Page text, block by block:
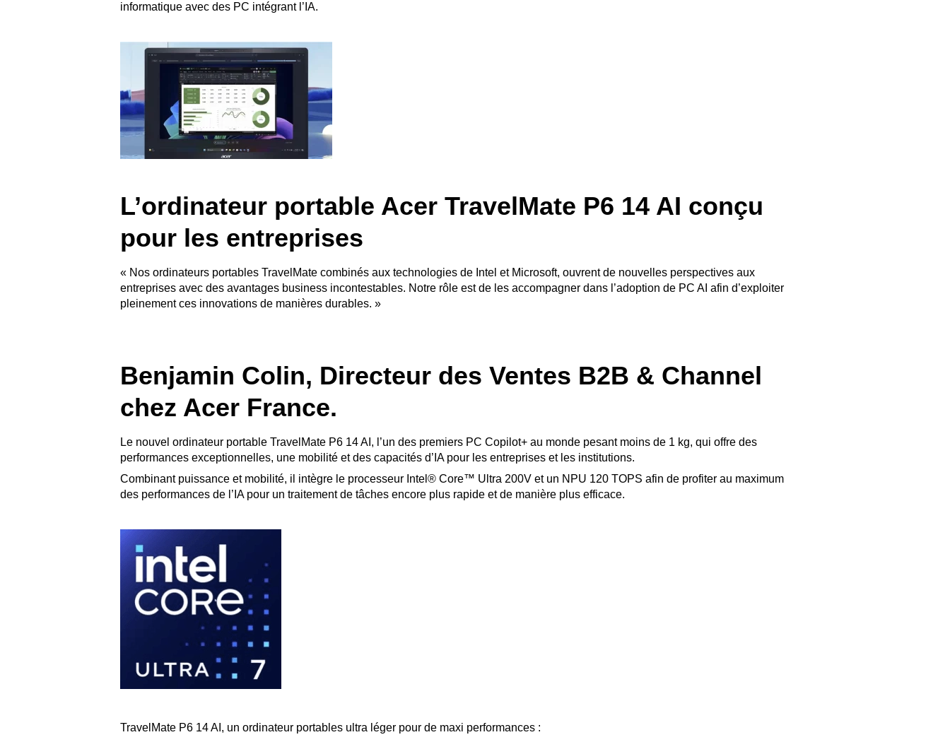
informatique avec des PC intégrant l’IA.
L’ordinateur portable Acer TravelMate P6 14 AI conçu
pour les entreprises
« Nos ordinateurs portables TravelMate combinés aux technologies de Intel et Microsoft, ouvrent de nouvelles perspectives aux
entreprises avec des avantages business incontestables. Notre rôle est de les accompagner dans l’adoption de PC AI afin d’exploiter
pleinement ces innovations de manières durables. »
Benjamin Colin, Directeur des Ventes B2B & Channel
chez Acer France.
Le nouvel ordinateur portable TravelMate P6 14 AI, l’un des premiers PC Copilot+ au monde pesant moins de 1 kg, qui offre des
performances exceptionnelles, une mobilité et des capacités d’IA pour les entreprises et les institutions.
Combinant puissance et mobilité, il intègre le processeur Intel® Core™ Ultra 200V et un NPU 120 TOPS afin de profiter au maximum
des performances de l’IA pour un traitement de tâches encore plus rapide et de manière plus efficace.
TravelMate P6 14 AI, un ordinateur portables ultra léger pour de maxi performances :